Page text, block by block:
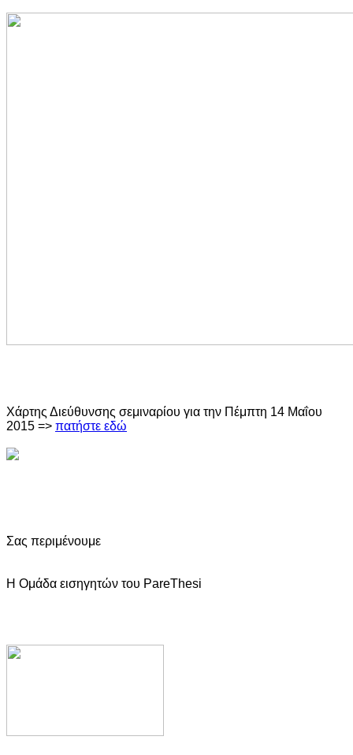
Χάρτης Διεύθυνσης σεμιναρίου για την Πέμπτη 14 Μαΐου
2015 => πατήστε εδώ
Σας περιμένουμε
Η Ομάδα εισηγητών του PareThesi